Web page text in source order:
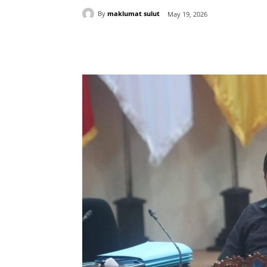
By maklumat sulut May 19, 2026